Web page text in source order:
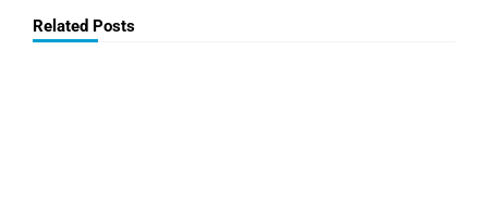
Related Posts